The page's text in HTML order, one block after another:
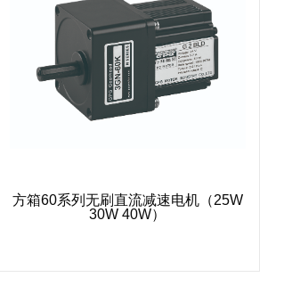
方箱60系列无刷直流减速电机（25W
30W 40W）